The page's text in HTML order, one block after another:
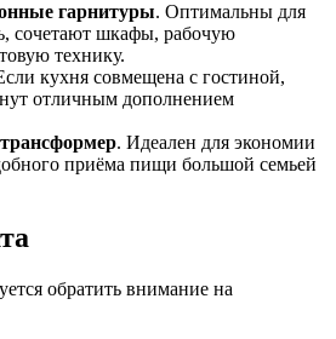
гарнитуры. Оптимальны для
сочетают шкафы, рабочую
технику.
кухня совмещена с гостиной,
отличным дополнением
. Идеален для экономии
приёма пищи большой семьей
обратить внимание на